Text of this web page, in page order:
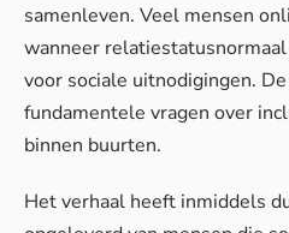
samenleven. Veel mensen
wanneer
voor sociale uitnodigingen.
fundamentele vragen over
binnen buurten.
Het verhaal heeft inmiddels